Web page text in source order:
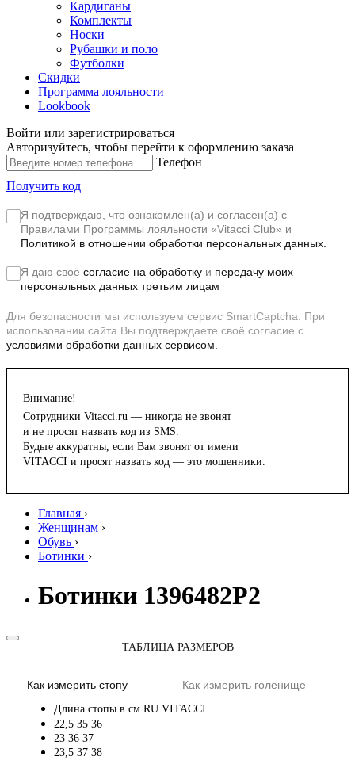
Кардиганы
Комплекты
Носки
Рубашки и поло
Футболки
Скидки
Программа лояльности
Lookbook
Войти или зарегистрироваться
Авторизуйтесь, чтобы перейти к оформлению заказа
Телефон
Получить код
Я подтверждаю, что ознакомлен(а) и согласен(а) с
Правилами Программы лояльности «Vitacci Club» и
Политикой в отношении обработки персональных данных.
Я даю своё согласие на обработку и передачу моих
персональных данных третьим лицам
Для безопасности мы используем сервис SmartCaptcha. При
использовании сайта Вы подтверждаете своё согласие с
условиями обработки данных сервисом.
Внимание!
Сотрудники Vitacci.ru — никогда не звонят
и не просят назвать код из SMS.
Будьте аккуратны, если Вам звонят от имени
VITACCI и просят назвать код — это мошенники.
Главная ›
Женщинам ›
Обувь ›
Ботинки ›
Ботинки 1396482P2
ТАБЛИЦА РАЗМЕРОВ
Как измерить стопу Как измерить голенище
Длина стопы в см RU VITACCI
22,5 35 36
23 36 37
23,5 37 38